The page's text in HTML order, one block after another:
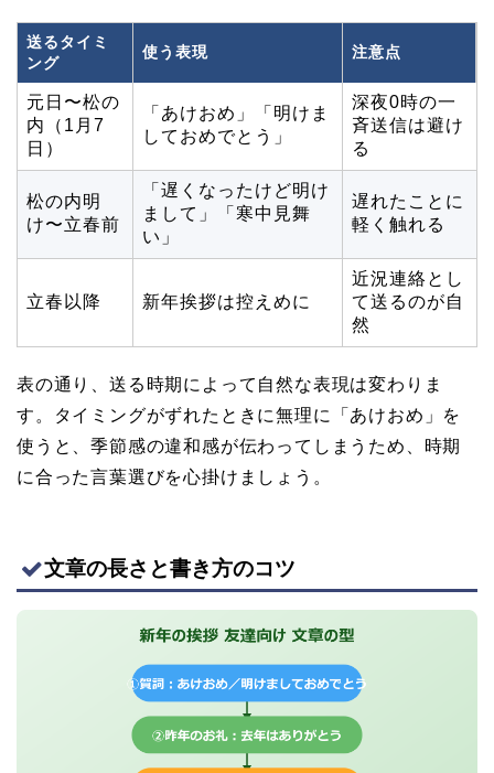
送るタイミ
ング
使う表現 注意点
元日〜松の
内（1月7
日）
「あけおめ」「明けま
しておめでとう」
深夜0時の一
斉送信は避け
る
松の内明
け〜立春前
「遅くなったけど明け
まして」「寒中見舞
い」
遅れたことに
軽く触れる
立春以降 新年挨拶は控えめに
近況連絡とし
て送るのが自
然
表の通り、送る時期によって自然な表現は変わりま
す。タイミングがずれたときに無理に「あけおめ」を
使うと、季節感の違和感が伝わってしまうため、時期
に合った言葉選びを心掛けましょう。
文章の長さと書き方のコツ